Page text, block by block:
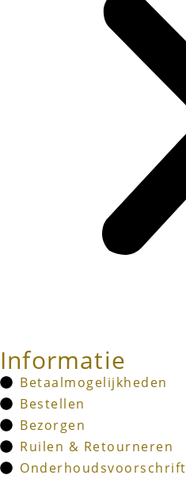
Informatie
Betaalmogelijkheden
Bestellen
Bezorgen
Ruilen & Retourneren
Onderhoudsvoorschrift